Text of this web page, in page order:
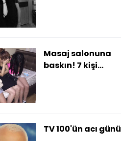
Masaj salonuna
baskın! 7 kişi
TV 100'ün acı günü